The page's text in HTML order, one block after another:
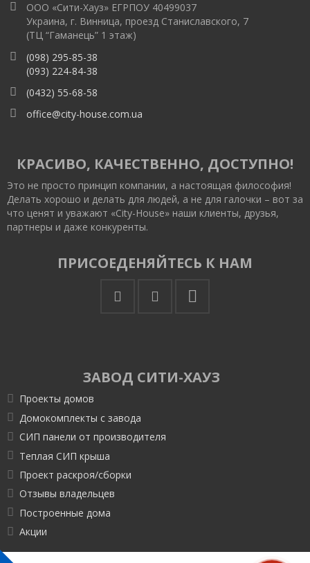
ООО «Сити-Хауз» ЕГРПОУ 40499037
Украина, г. Винница, проезд Станиславского, 7
(ТЦ “Гаманець” 1 этаж)
(098) 295-85-38
(093) 224-84-38
(0432) 55-68-58
office@city-house.com.ua
КРАСИВО, КАЧЕСТВЕННО, ДОСТУПНО!
Это не просто принцип компании, а настоящая философия!
Делать хорошо и делать для людей, а не для галочки – вот за
что ценят и уважают «City-House» наши клиенты, друзья,
партнеры и даже конкуренты.
ПРИСОЕДЕНЯЙТЕСЬ К НАМ
ЗАВОД СИТИ-ХАУЗ
Проекты домов
Домокомплекты с завода
СИП панели от производителя
Теплая СИП крыша
Проект раскроя/сборки
Отзывы владельцев
Построенные дома
Акции